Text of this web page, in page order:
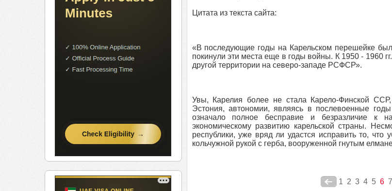
Цитата из текста сайта:
«В последующие годы на Карельском перешейке
покинули эти места еще в годы войны. К 1950 - 1960
другой территории на северо-западе РСФСР».
Увы, Карелия более не стала Карело-Финской ССР,
Эстония, автономии, являясь в послевоенные
означало полное бесправие и безразличие к
экономическому развитию карельской страны.
республики, уже вряд ли удастся исправить то,
кольчужной рукой с герба, вооруженной гнутым
1 2 3 4 5 6 7